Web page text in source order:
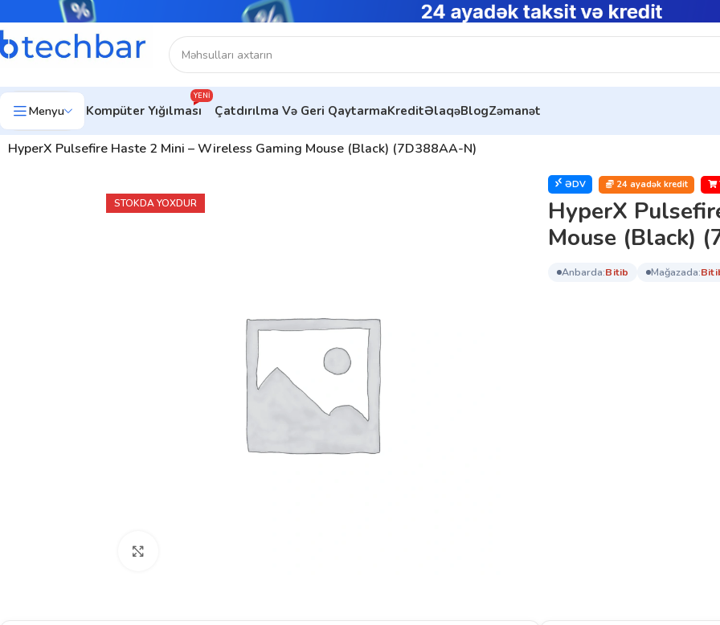
Menyu Kompüter Yığılması
YENI
Çatdırılma Və Geri QaytarmaKreditƏlaqəBlogZəmanət
Ev Kompüter aksesuarları
HyperX Pulsefire Haste 2 Mini – Wireless Gaming Mouse (Black) (7D388AA-N)
STOKDA YOXDUR
ƏDV 24 ayadək kredit
HyperX
Mouse (Black)
anbarda: bi̇ti̇b mağazada: